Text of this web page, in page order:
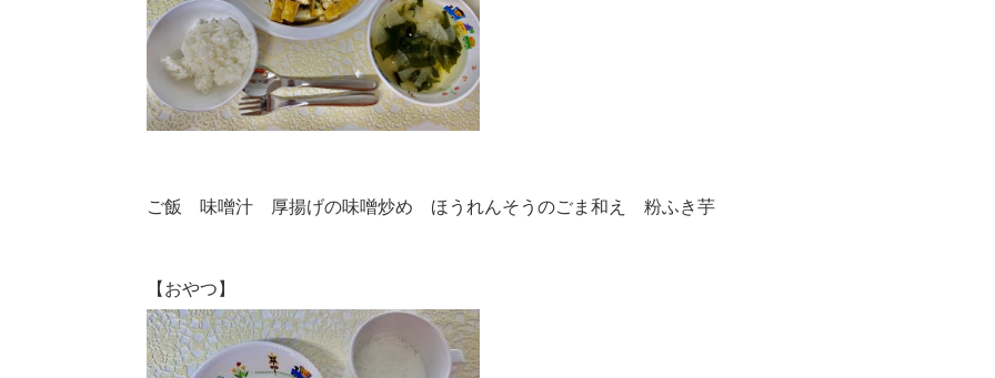
ご飯 味噌汁 厚揚げの味噌炒め ほうれんそうのごま和え 粉ふき芋
【おやつ】